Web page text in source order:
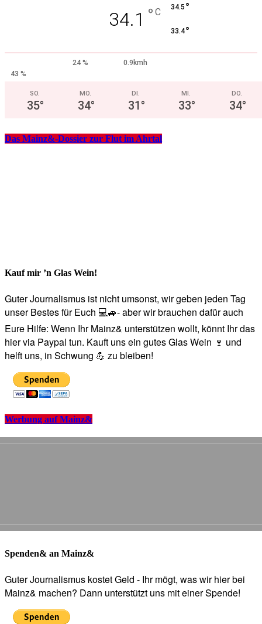
34.1 ° C 34.5 °
33.4°
24 %
0.9kmh
43 %
SO.
35°
MO.
34°
DI.
31°
MI.
33°
DO.
34°
Das Mainz&-Dossier zur Flut im Ahrtal
Kauf mir ’n Glas Wein!
Guter Journalismus ist nicht umsonst, wir geben jeden Tag
unser Bestes für Euch 💻🚙- aber wir brauchen dafür auch
Eure Hilfe: Wenn Ihr Mainz& unterstützen wollt, könnt Ihr das
hier via Paypal tun. Kauft uns ein gutes Glas Wein 🍷 und
helft uns, in Schwung 💪 zu bleiben!
Werbung auf Mainz&
Spenden& an Mainz&
Guter Journalismus kostet Geld - Ihr mögt, was wir hier bei
Mainz& machen? Dann unterstützt uns mit einer Spende!